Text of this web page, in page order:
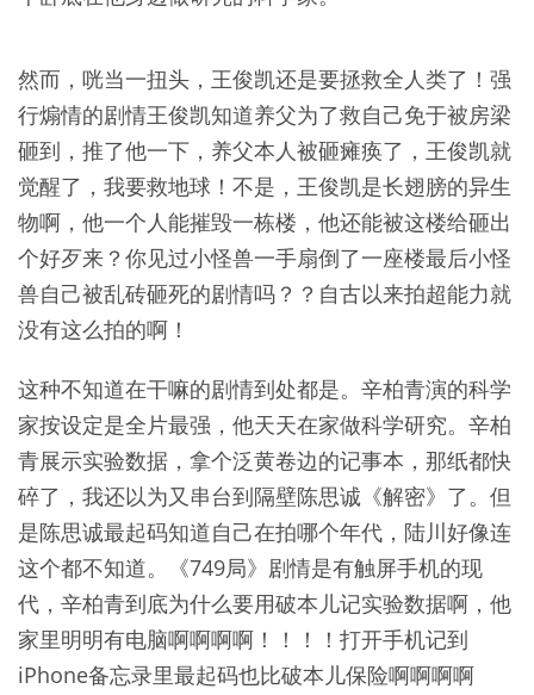
然而，咣当一扭头，王俊凯还是要拯救全人类了！强
行煽情的剧情王俊凯知道养父为了救自己免于被房梁
砸到，推了他一下，养父本人被砸瘫痪了，王俊凯就
觉醒了，我要救地球！不是，王俊凯是长翅膀的异生
物啊，他一个人能摧毁一栋楼，他还能被这楼给砸出
个好歹来？你见过小怪兽一手扇倒了一座楼最后小怪
兽自己被乱砖砸死的剧情吗？？自古以来拍超能力就
没有这么拍的啊！
这种不知道在干嘛的剧情到处都是。辛柏青演的科学
家按设定是全片最强，他天天在家做科学研究。辛柏
青展示实验数据，拿个泛黄卷边的记事本，那纸都快
碎了，我还以为又串台到隔壁陈思诚《解密》了。但
是陈思诚最起码知道自己在拍哪个年代，陆川好像连
这个都不知道。《749局》剧情是有触屏手机的现
代，辛柏青到底为什么要用破本儿记实验数据啊，他
家里明明有电脑啊啊啊啊！！！！打开手机记到
iPhone备忘录里最起码也比破本儿保险啊啊啊啊